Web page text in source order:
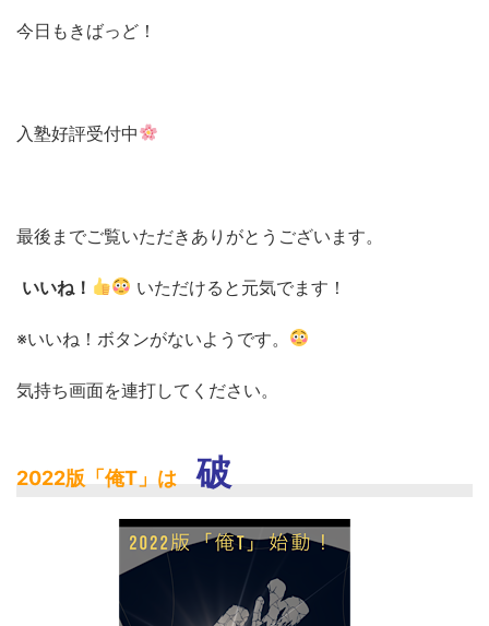
今日もきばっど！
入塾好評受付中
最後までご覧いただきありがとうございます。
いいね！ いただけると元気でます！
※いいね！ボタンがないようです。
気持ち画面を連打してください。
2022版「俺T」は 破